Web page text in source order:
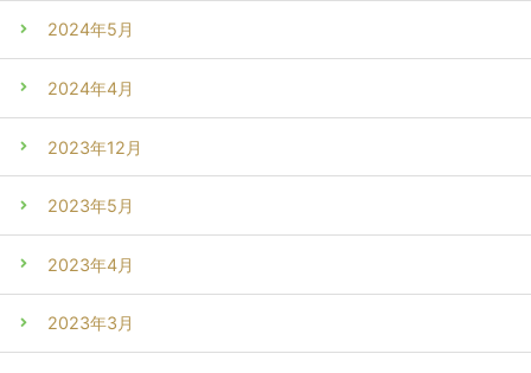
2024年5月
2024年4月
2023年12月
2023年5月
2023年4月
2023年3月